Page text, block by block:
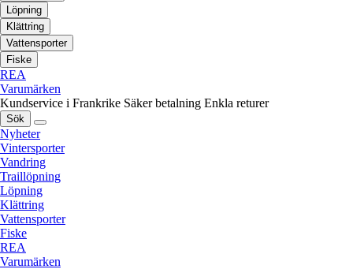
Löpning
Klättring
Vattensporter
Fiske
REA
Varumärken
Kundservice i Frankrike Säker betalning Enkla returer
Sök
Nyheter
Vintersporter
Vandring
Traillöpning
Löpning
Klättring
Vattensporter
Fiske
REA
Varumärken